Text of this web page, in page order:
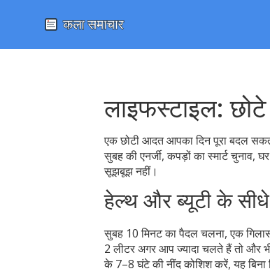
लाइफस्टाइल:
एक छोटी आदत आपका दिन पूरा बदल
सुबह की एनर्जी, कपड़ों का स्मार्ट चुनाव,
सूझबूझ नहीं।
हेल्थ और ब्यूटी के सीधे
सुबह 10 मिनट का पैदल चलना, एक
2 लीटर अगर आप ज्यादा चलते हैं तो और
के 7–8 घंटे की नींद कोशिश करें, यह बिना